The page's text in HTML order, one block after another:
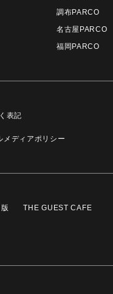
調布PARCO
名古屋PARCO
福岡PARCO
表記
メディアポリシー
THE GUEST CAFE